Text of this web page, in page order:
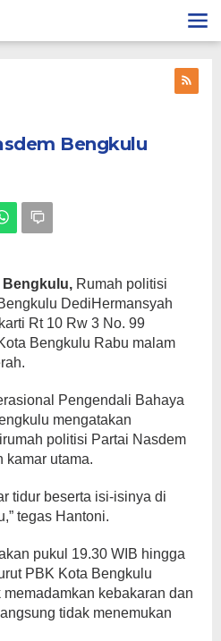
Bengkulu
Bengkulu, Rumah politisi
DediHermansyah
Rt 10 Rw 3 No. 99
Bengkulu Rabu malam
Pengendali Bahaya
mengatakan
politisi Partai Nasdem
kamar utama.
tidur beserta isi-isinya di
tegas Hantoni.
pukul 19.30 WIB hingga
PBK Kota Bengkulu
kebakaran dan
tidak menemukan